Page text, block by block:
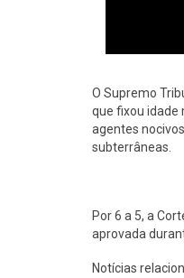
O Supremo
que fixou idade
agentes
subterrâneas.
Por 6 a 5, a
aprovada
Notícias